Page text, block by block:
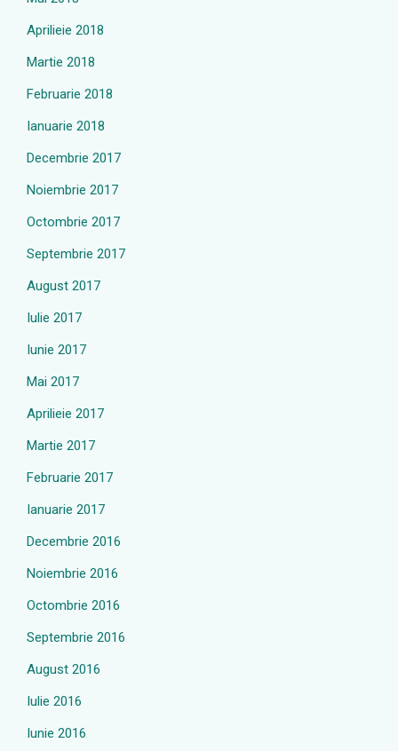
Aprilieie 2018
Martie 2018
Februarie 2018
Ianuarie 2018
Decembrie 2017
Noiembrie 2017
Octombrie 2017
Septembrie 2017
August 2017
Iulie 2017
Iunie 2017
Mai 2017
Aprilieie 2017
Martie 2017
Februarie 2017
Ianuarie 2017
Decembrie 2016
Noiembrie 2016
Octombrie 2016
Septembrie 2016
August 2016
Iulie 2016
Iunie 2016